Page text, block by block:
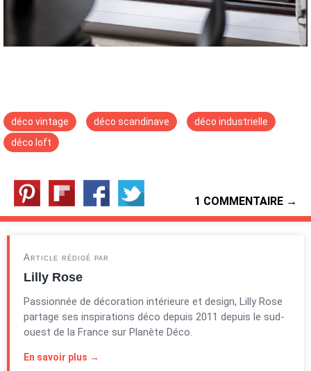
déco vintage déco scandinave
déco industrielle
déco loft
1 COMMENTAIRE →
Article rédigé par
Lilly Rose
Passionnée de décoration intérieure et design, Lilly Rose
partage ses inspirations déco depuis 2011 depuis le sud-
ouest de la France sur Planète Déco.
En savoir plus →